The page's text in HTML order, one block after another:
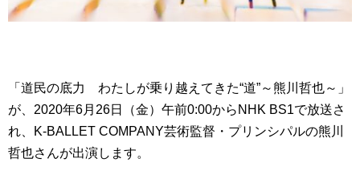
「道民の底力 わたしが乗り越えてきた“道”～熊川哲也～」
が、2020年6月26日（金）午前0:00からNHK BS1で放送さ
れ、K-BALLET COMPANY芸術監督・プリンシパルの熊川
哲也さんが出演します。